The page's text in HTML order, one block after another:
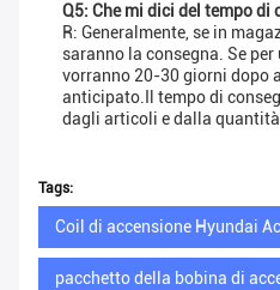
Q5: Che mi dici del tempo di
R: Generalmente, se in
saranno la consegna. Se per
vorranno 20-30 giorni dopo
anticipato.Il tempo di
dagli articoli e dalla
Tags:
Coil di accensione Hyundai
pacchetto della bobina di